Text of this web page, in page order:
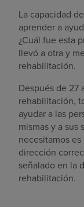
La capacidad
aprender a
¿Cuál fue esta
llevó a otra y
rehabilitación.
Después de 27
rehabilitación,
ayudar a las
mismas y a
necesitamos
dirección
señalado en la
rehabilitación.